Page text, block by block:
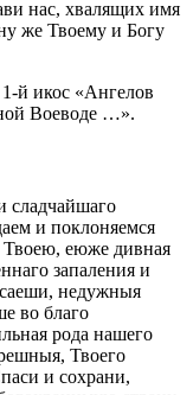
нас, хвалящих имя
же Твоему и Богу
й икос «Ангелов
Воеводе …».
сладчайшаго
и поклоняемся
Твоею, еюже дивная
запаления и
недужныя
во благо
рода нашего
Твоего
и сохрани,